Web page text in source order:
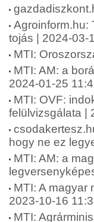
Agroinform.hu:
tojás | 2024-03-
MTI:
MTI: AM: a
2024-01-25
MTI: OVF:
felülvizsgálata |
hogy ne ez
MTI: AM: a
MTI: A magyar
2023-10-16
MTI: